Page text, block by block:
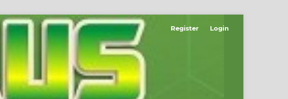
Register Login